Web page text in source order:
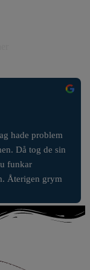
hade problem
Då tog de sin
funkar
Återigen grym